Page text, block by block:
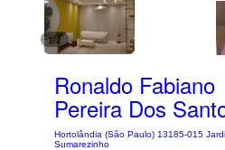
1/2
Ronaldo Fabiano
Pereira Dos
Hortolândia (São Paulo) 13185-015
Sumarezinho